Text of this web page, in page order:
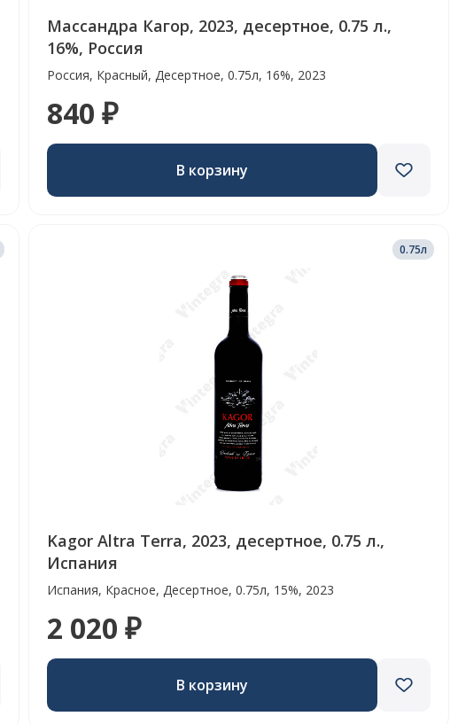
Массандра Кагор, 2023, десертное, 0.75 л.,
16%, Россия
Россия, Красный, Десертное, 0.75л, 16%, 2023
840 ₽
В корзину
0.75л
Kagor Altra Terra, 2023, десертное, 0.75 л.,
Испания
Испания, Красное, Десертное, 0.75л, 15%, 2023
2 020 ₽
В корзину